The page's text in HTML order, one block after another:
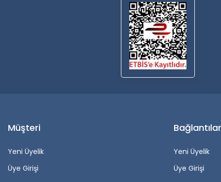
Müşteri
Yeni Üyelik
Üye Girişi
Bağlantılar
Yeni Üyelik
Üye Girişi